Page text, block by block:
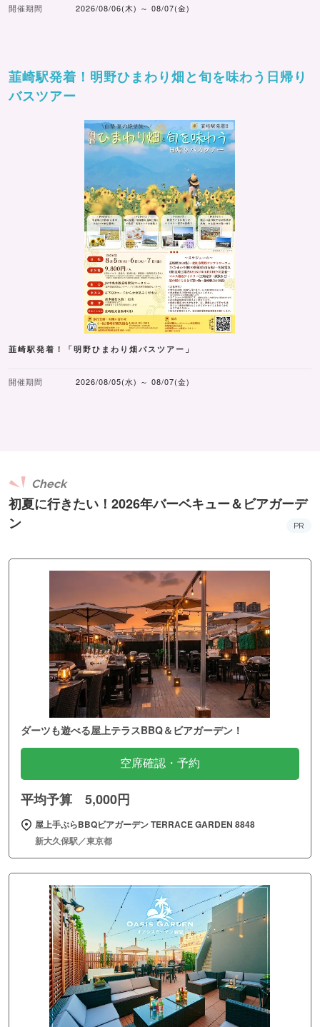
開催期間 2026/08/06(木) ～ 08/07(金)
韮崎駅発着！明野ひまわり畑と旬を味わう日帰り
バスツアー
韮崎駅発着！「明野ひまわり畑バスツアー」
開催期間 2026/08/05(水) ～ 08/07(金)
初夏に行きたい！2026年バーベキュー＆ビアガーデ
ン
Check
PR
ダーツも遊べる屋上テラスBBQ＆ビアガーデン！
空席確認・予約
平均予算 5,000円
屋上手ぶらBBQビアガーデン TERRACE GARDEN 8848
新大久保駅／東京都